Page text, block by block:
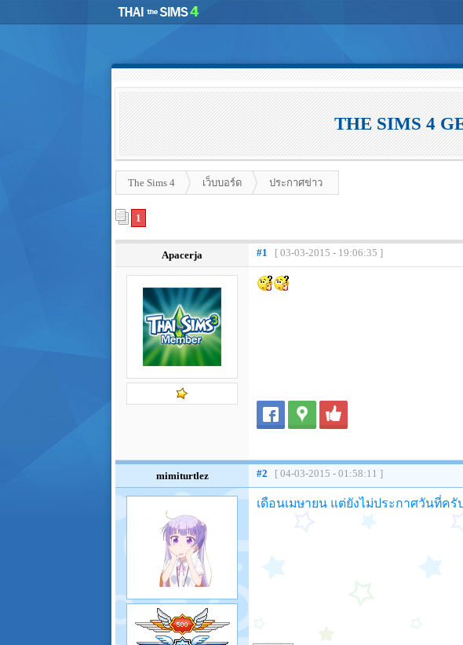
THE SIMS 4
The Sims 4 เว็บบอร์ด ประกาศข่าว
1
Apacerja #1 [ 03-03-2015 - 19:06:35 ]
mimiturtlez #2 [ 04-03-2015 - 01:58:11 ]
เดือนเมษายน แต่ยังไม่ประกาศวันที่ครั